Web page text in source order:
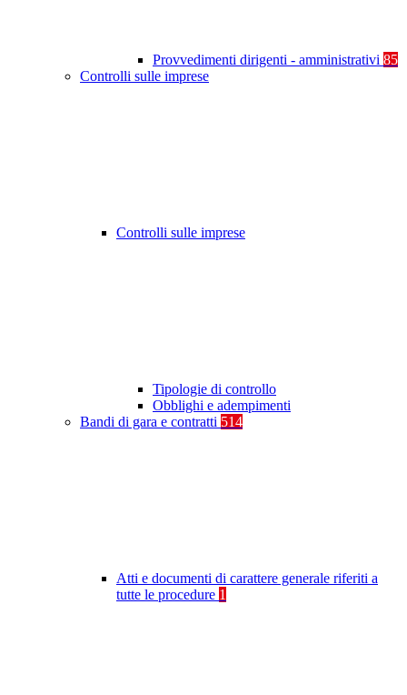
Provvedimenti dirigenti - amministrativi 85
Controlli sulle imprese
Controlli sulle imprese
Tipologie di controllo
Obblighi e adempimenti
Bandi di gara e contratti 514
Atti e documenti di carattere generale riferiti a
tutte le procedure 1